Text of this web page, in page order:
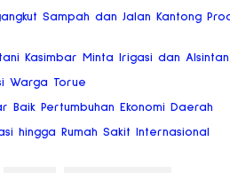
Sampah dan Jalan Kantong
Kasimbar Minta Irigasi dan Alsintan
Warga Torue
Baik Pertumbuhan Ekonomi Daerah
hingga Rumah Sakit Internasional